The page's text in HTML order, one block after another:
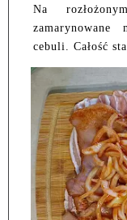
Na
cebuli. Całość